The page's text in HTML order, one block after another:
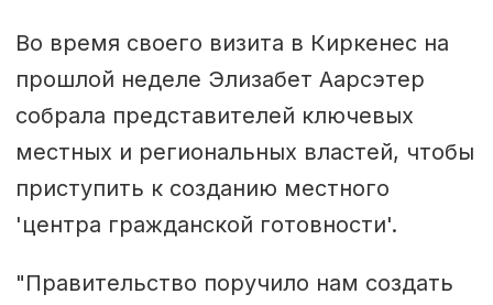
Во время своего визита в Киркенес на
прошлой неделе Элизабет Аарсэтер
собрала представителей ключевых
местных и региональных властей, чтобы
приступить к созданию местного
'центра гражданской готовности'.
"Правительство поручило нам создать